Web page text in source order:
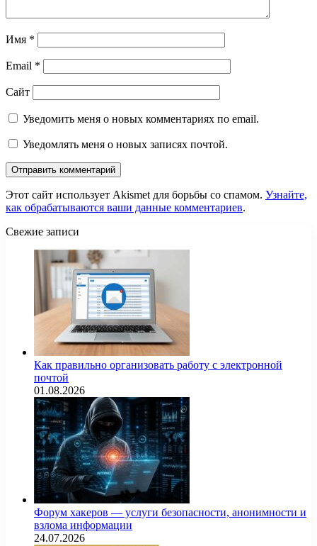
Имя *
Email *
Сайт
Уведомить меня о новых комментариях по email.
Уведомлять меня о новых записях почтой.
Этот сайт использует Akismet для борьбы со спамом. Узнайте,
как обрабатываются ваши данные комментариев.
Свежие записи
Как правильно организовать работу с электронной
почтой
01.08.2026
Форум хакеров — услуги безопасности, анонимности и
взлома информации
24.07.2026